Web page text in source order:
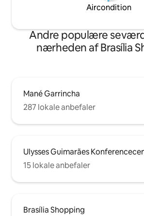
Aircondition
Andre populære
nærheden af Brasília
Mané Garrincha
287 lokale anbefaler
Ulysses Guimarães
15 lokale anbefaler
Brasília Shopping